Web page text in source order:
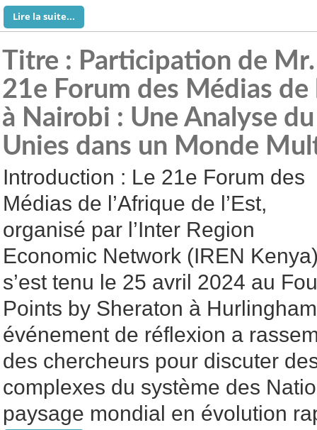
Lire la suite...
Titre : Participation de
21e Forum des Médias de
à Nairobi : Une Analyse
Unies dans un Monde
Introduction : Le 21e Forum des
Médias de l’Afrique de l’Est,
organisé par l’Inter Region
Economic Network (IREN
s’est tenu le 25 avril 2024 au
Points by Sheraton à
événement de réflexion a
des chercheurs pour discuter
complexes du système des
paysage mondial en évolution